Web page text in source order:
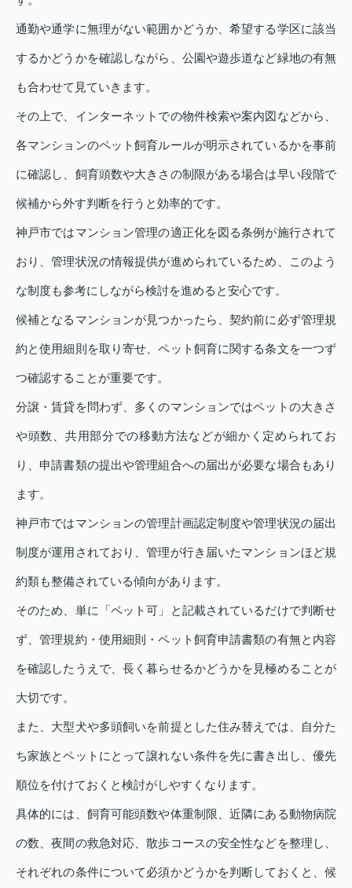
通勤や通学に無理がない範囲かどうか、希望する学区に該当
するかどうかを確認しながら、公園や遊歩道など緑地の有無
も合わせて見ていきます。
その上で、インターネットでの物件検索や案内図などから、
各マンションのペット飼育ルールが明示されているかを事前
に確認し、飼育頭数や大きさの制限がある場合は早い段階で
候補から外す判断を行うと効率的です。
神戸市ではマンション管理の適正化を図る条例が施行されて
おり、管理状況の情報提供が進められているため、このよう
な制度も参考にしながら検討を進めると安心です。
候補となるマンションが見つかったら、契約前に必ず管理規
約と使用細則を取り寄せ、ペット飼育に関する条文を一つず
つ確認することが重要です。
分譲・賃貸を問わず、多くのマンションではペットの大きさ
や頭数、共用部分での移動方法などが細かく定められてお
り、申請書類の提出や管理組合への届出が必要な場合もあり
ます。
神戸市ではマンションの管理計画認定制度や管理状況の届出
制度が運用されており、管理が行き届いたマンションほど規
約類も整備されている傾向があります。
そのため、単に「ペット可」と記載されているだけで判断せ
ず、管理規約・使用細則・ペット飼育申請書類の有無と内容
を確認したうえで、長く暮らせるかどうかを見極めることが
大切です。
また、大型犬や多頭飼いを前提とした住み替えでは、自分た
ち家族とペットにとって譲れない条件を先に書き出し、優先
順位を付けておくと検討がしやすくなります。
具体的には、飼育可能頭数や体重制限、近隣にある動物病院
の数、夜間の救急対応、散歩コースの安全性などを整理し、
それぞれの条件について必須かどうかを判断しておくと、候